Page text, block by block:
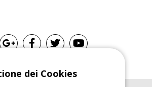
dei Cookies